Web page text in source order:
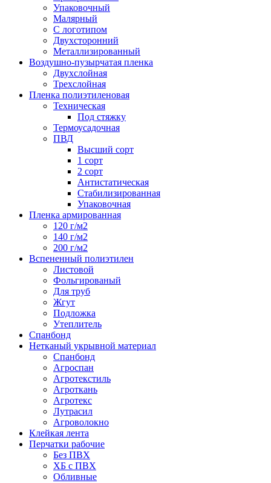
Упаковочный
Малярный
С логотипом
Двухсторонний
Металлизированный
Воздушно-пузырчатая пленка
Двухслойная
Трехслойная
Пленка полиэтиленовая
Техническая
Под стяжку
Термоусадочная
ПВД
Высший сорт
1 сорт
2 сорт
Антистатическая
Стабилизированная
Упаковочная
Пленка армированная
120 г/м2
140 г/м2
200 г/м2
Вспененный полиэтилен
Листовой
Фольгированый
Для труб
Жгут
Подложка
Утеплитель
Спанбонд
Нетканый укрывной материал
Спанбонд
Агроспан
Агротекстиль
Агроткань
Агротекс
Лутрасил
Агроволокно
Клейкая лента
Перчатки рабочие
Без ПВХ
ХБ с ПВХ
Обливные